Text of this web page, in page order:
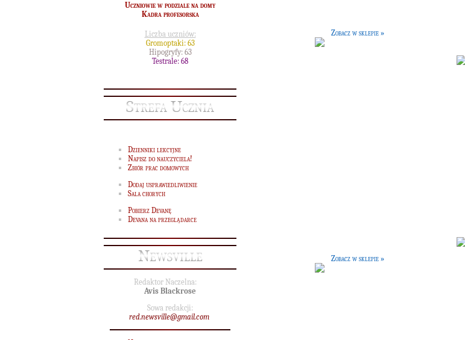
Uczniowie w podziale na domy
Kadra profesorska
Liczba uczniów:
Gromoptaki: 63
Hipogryfy: 63
Testrale: 68
Strefa Ucznia
Dzienniki lekcyjne
Napisz do nauczyciela!
Zbiór prac domowych
Dodaj usprawiedliwienie
Sala chorych
Pobierz Devanę
Devana na przeglądarce
Newsville
Redaktor Naczelna:
Avis Blackrose
Sowa redakcji:
red.newsville@gmail.com
Zobacz w sklepie »
Zobacz w sklepie »